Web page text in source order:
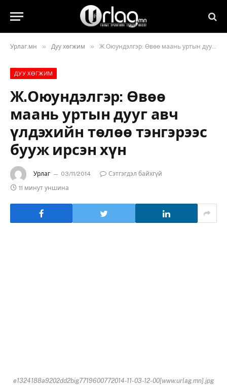
Урлаг.мн » Дуу хөгжим » Ж.Оюундэлгэр: Өвөө маань уртын дууг авч үлдэхийн төлөө тэнгэрээс бууж ирсэн хүн
ДУУ ХӨГЖИМ
Ж.Оюундэлгэр: Өвөө
маань уртын дууг авч
үлдэхийн төлөө тэнгэрээс
бууж ирсэн хүн
Урлаг 03/11/2014
Сэтгэгдэл байхгүй
11 минут уншина
e1324188a9202dd2big7719600772014-11-03-12-00[www.urlag.mn].jpg